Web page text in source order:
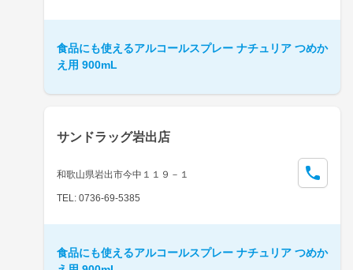
食品にも使えるアルコールスプレー ナチュリア つめか
え用 900mL
サンドラッグ岩出店
和歌山県岩出市今中１１９－１
TEL: 0736-69-5385
食品にも使えるアルコールスプレー ナチュリア つめか